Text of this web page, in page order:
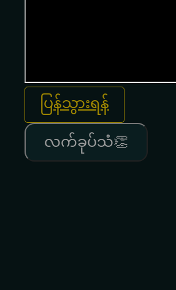
ပြန်သွားရန်
လက်ခုပ်သံ👏